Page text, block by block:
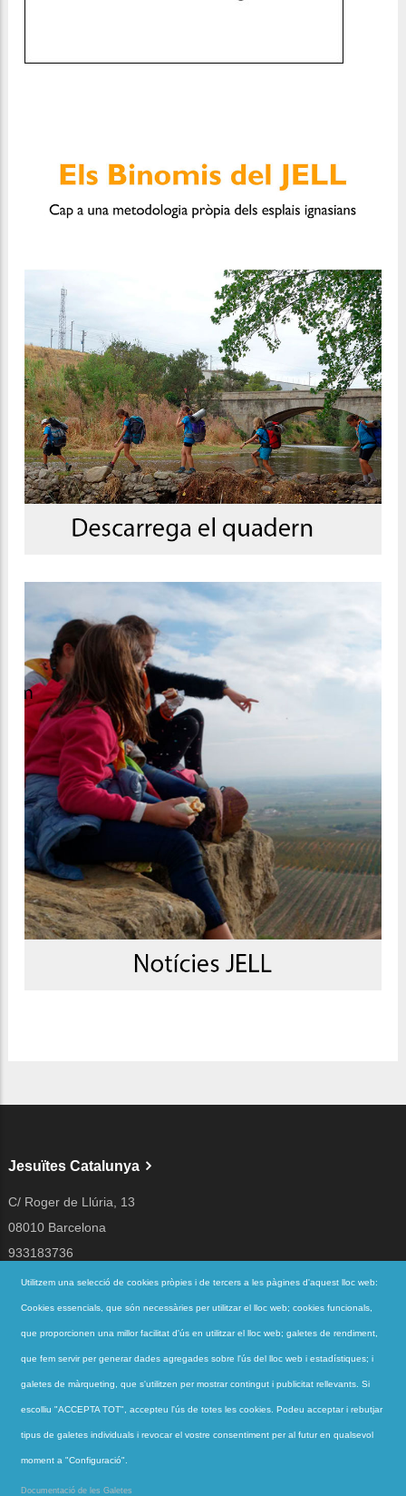
Jesuïtes Catalunya
C/ Roger de Llúria, 13
08010 Barcelona
933183736
jesuites@jesuites.net
Segueix-nos a
QUI SOM
QUÈ FEM
ACTUALITAT
Utilitzem una selecció de cookies pròpies i de tercers a les pàgines d'aquest lloc web:
Cookies essencials, que són necessàries per utilitzar el lloc web; cookies funcionals,
que proporcionen una millor facilitat d'ús en utilitzar el lloc web; galetes de rendiment,
que fem servir per generar dades agregades sobre l'ús del lloc web i estadístiques; i
galetes de màrqueting, que s'utilitzen per mostrar contingut i publicitat rellevants. Si
escolliu "ACCEPTA TOT", accepteu l'ús de totes les cookies. Podeu acceptar i rebutjar
tipus de galetes individuals i revocar el vostre consentiment per al futur en qualsevol
moment a "Configuració".
Documentació de les Galetes